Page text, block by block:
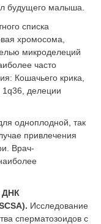
будущего малыша.
списка
хромосома,
микроделеций
часто
Кошачьего крика,
делеции
одноплодной, так
привлечения
Врач-
ДНК
Исследование
сперматозоидов с